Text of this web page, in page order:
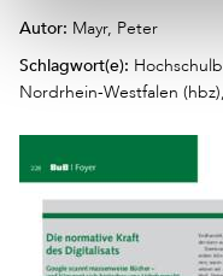
Autor: Mayr, Peter
Schlagwort(e):
Nordrhein-Westfalen